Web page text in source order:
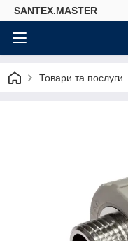
SANTEX.MASTER
Товари та послуги